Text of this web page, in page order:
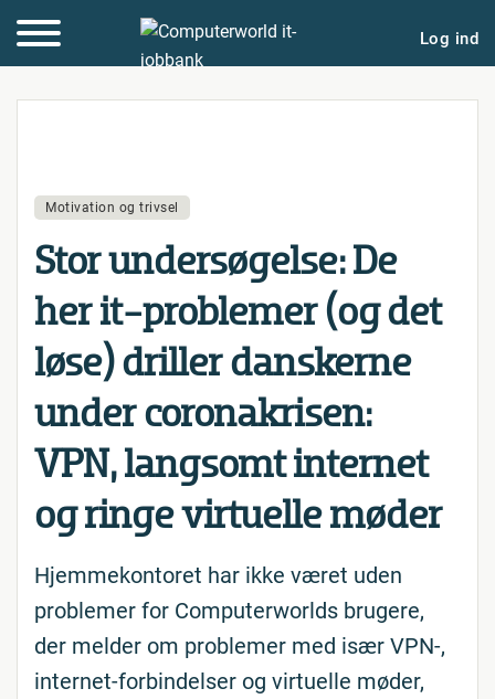
Log ind
Motivation og trivsel
Stor un­der­sø­gel­se: De
her it-problemer (og det
løse) driller danskerne
under cor­ona­kri­sen:
VPN, langsomt internet
og ringe virtuelle møder
Hjemmekontoret har ikke været uden
problemer for Computerworlds brugere,
der melder om problemer med især VPN-,
internet-forbindelser og virtuelle møder,